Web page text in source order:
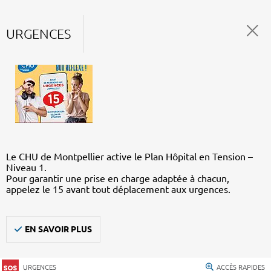
URGENCES
Le CHU de Montpellier active le Plan Hôpital en Tension –
Niveau 1.
Pour garantir une prise en charge adaptée à chacun,
appelez le 15 avant tout déplacement aux urgences.
EN SAVOIR PLUS
URGENCES ACCÈS RAPIDES